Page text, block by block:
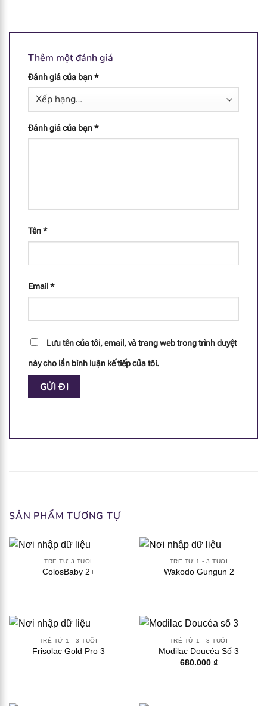
Thêm một đánh giá
Đánh giá của bạn*
Đánh giá của bạn*
Tên*
Email *
Lưu tên của tôi, email, và trang web trong trình duyệt
này cho lần bình luận kế tiếp của tôi.
SẢN PHẨM TƯƠNG TỰ
TRẺ TỪ 3 TUỔI
ColosBaby 2+
TRẺ TỪ 1 - 3 TUỔI
Wakodo Gungun 2
TRẺ TỪ 1 - 3 TUỔI
Frisolac Gold Pro 3
TRẺ TỪ 1 - 3 TUỔI
Modilac Doucéa Số 3
680.000 ₫